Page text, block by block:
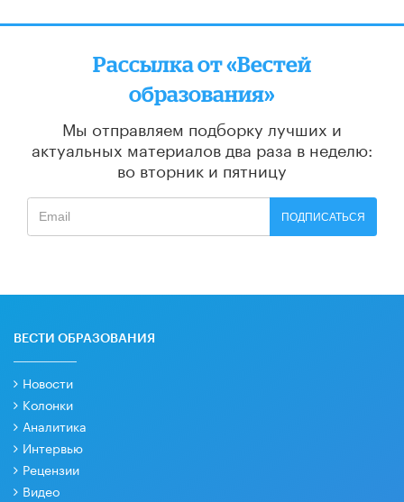
Рассылка от «Вестей
образования»
Мы отправляем подборку лучших и
актуальных материалов два раза в неделю:
во вторник и пятницу
ПОДПИСАТЬСЯ
ВЕСТИ ОБРАЗОВАНИЯ
Новости
Колонки
Аналитика
Интервью
Рецензии
Видео